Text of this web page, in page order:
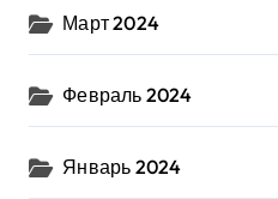
Март 2024
Февраль 2024
Январь 2024